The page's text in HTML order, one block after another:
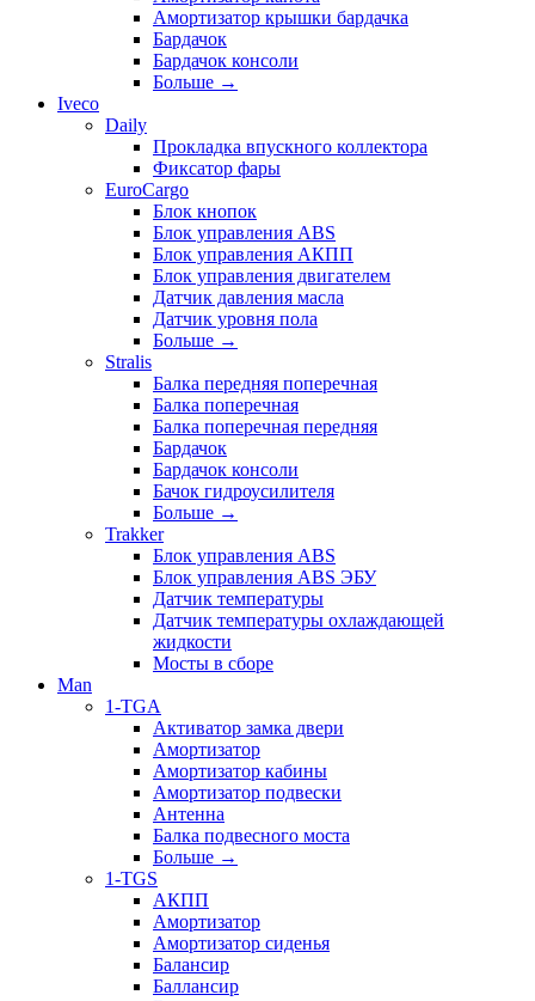
Амортизатор крышки бардачка
Бардачок
Бардачок консоли
Больше →
Iveco
Daily
Прокладка впускного коллектора
Фиксатор фары
EuroCargo
Блок кнопок
Блок управления ABS
Блок управления АКПП
Блок управления двигателем
Датчик давления масла
Датчик уровня пола
Больше →
Stralis
Балка передняя поперечная
Балка поперечная
Балка поперечная передняя
Бардачок
Бардачок консоли
Бачок гидроусилителя
Больше →
Trakker
Блок управления ABS
Блок управления ABS ЭБУ
Датчик температуры
Датчик температуры охлаждающей
жидкости
Мосты в сборе
Man
1-TGA
Активатор замка двери
Амортизатор
Амортизатор кабины
Амортизатор подвески
Антенна
Балка подвесного моста
Больше →
1-TGS
АКПП
Амортизатор
Амортизатор сиденья
Балансир
Баллансир